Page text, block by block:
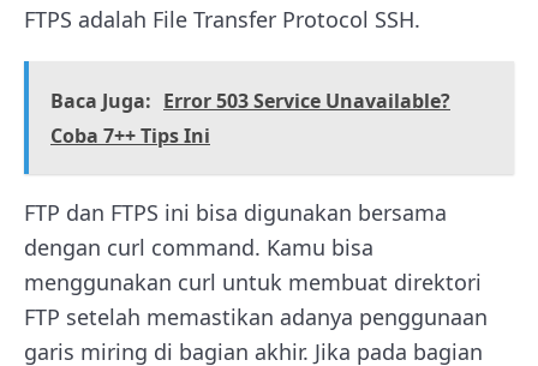
FTPS adalah File Transfer Protocol SSH.
Baca Juga: Error 503 Service Unavailable?
Coba 7++ Tips Ini
FTP dan FTPS ini bisa digunakan bersama
dengan curl command. Kamu bisa
menggunakan curl untuk membuat direktori
FTP setelah memastikan adanya penggunaan
garis miring di bagian akhir. Jika pada bagian